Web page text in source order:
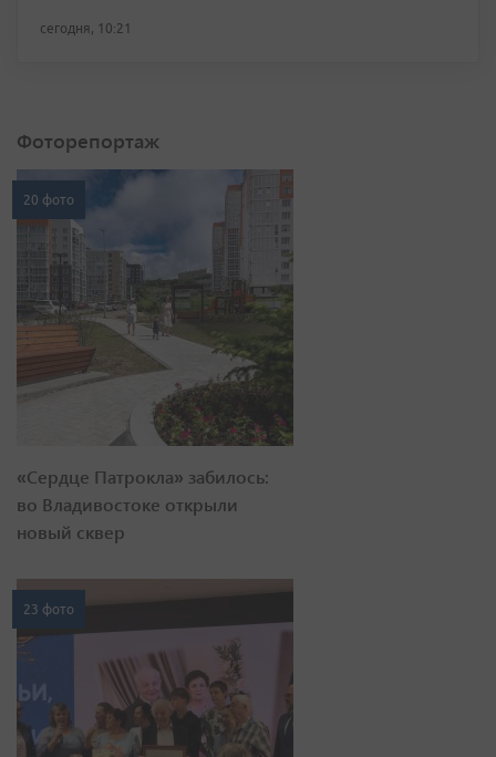
сегодня, 10:21
Фоторепортаж
20 фото
«Сердце Патрокла» забилось:
во Владивостоке открыли
новый сквер
23 фото